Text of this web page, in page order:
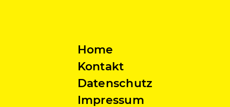
Home
Kontakt
Datenschutz
Impressum